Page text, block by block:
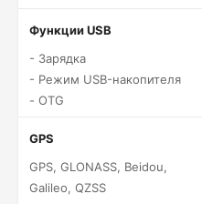
Функции USB
- Зарядка
- Режим USB-накопителя
- OTG
GPS
GPS, GLONASS, Beidou,
Galileo, QZSS